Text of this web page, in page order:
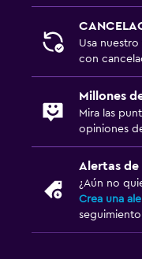
Usa
con
Millones
Mira las
opiniones
Alertas de
¿Aún no
Crea una